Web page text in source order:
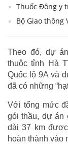
Thuốc Đông y
Bộ Giao thông
Theo đó, dự
thuộc tỉnh Hà
Quốc lộ 9A và
đã có những
Với tổng mức
gói thầu, dự án
dài 37 km
hoàn thành vào